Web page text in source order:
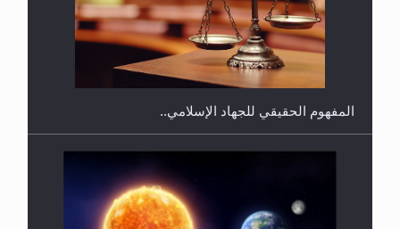
هل يجوز فتح مشروع كوافير نسائي للمحجبات وغير
المحجبات؟
المفهوم الحقيقي للجهاد الإسلامي..